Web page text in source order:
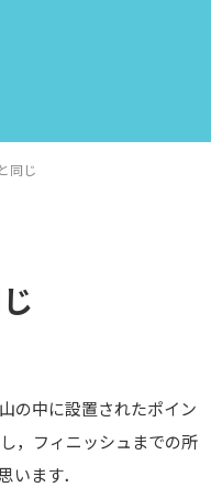
同じ
の中に設置されたポイン
，フィニッシュまでの所
ます．